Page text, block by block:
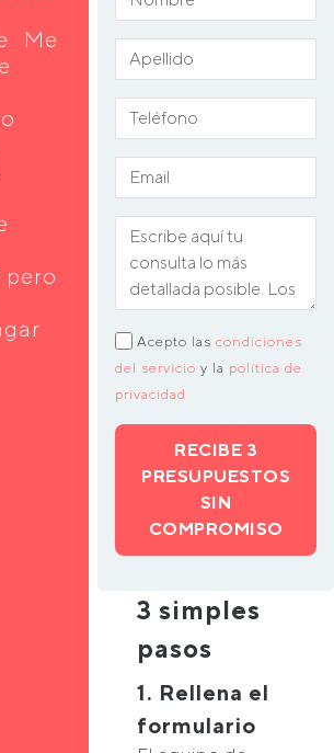
. Me
pero
Acepto las condiciones
del servicio y la política de
privacidad
RECIBE 3
PRESUPUESTOS
SIN
COMPROMISO
3 simples
pasos
1. Rellena el
formulario